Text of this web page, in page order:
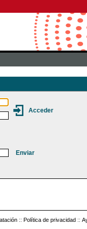
:: Política de privacidad ::